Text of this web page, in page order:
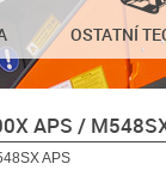
OSTATNÍ
APS /
APS